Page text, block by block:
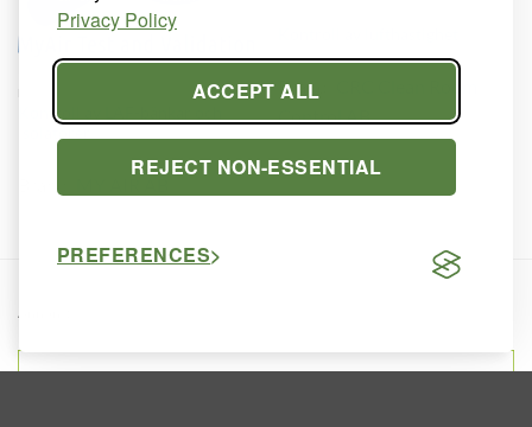
Privacy Policy
ACCEPT ALL
REJECT NON-ESSENTIAL
PREFERENCES
Kontroll av LAF-bänkar och
Brand:
Control AB
Annons: